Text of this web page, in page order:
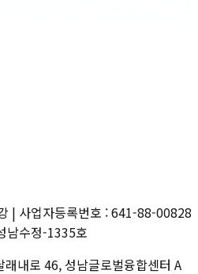
| 사업자등록번호 : 641-88-00828
남수정-1335호
내로 46, 성남글로벌융합센터 A